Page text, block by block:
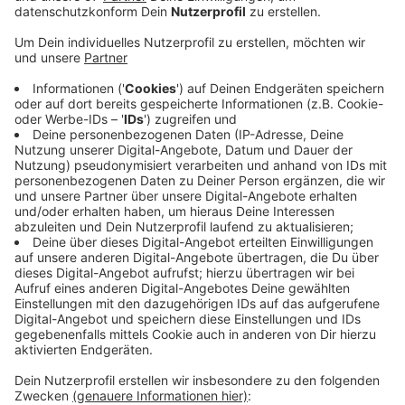
Matchwinner auf Seiten der Alemannia war
Neuzugang Jannik Mause aus Baesweiler(auf dem
Foto bei seiner Vorstellung mit Manager Bader)
23-Jährige ist zu Saisonbeginn von Wegberg-
Beeck zum Tivoli gewechselt. Nach der Kölner
Führung hat Mause das Spiel mit einem
lupenreinen Hattrick gedreht und so noch
innerhalb der ersten Halbzeit für den Endstand
gesorgt. Anschließend haben die Schwarz-Gelben
das Ergebnis durchgebracht - zum Schluss nach
einer Roten Karten wegen Tätlichkeit sogar nur
noch gegen zehn Kölner.
Auch im nächsten Spiel muss die Alemannia wieder
auswärts antreten: am Sonntag beim Bonner SC.
Veröffentlicht:Mittwoch, 15.09.2021 22:40
Anzeige